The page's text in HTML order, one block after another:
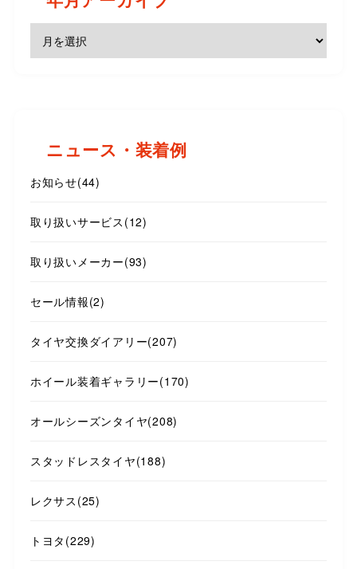
ニュース・装着例
お知らせ(44)
取り扱いサービス (12)
取り扱いメーカー(93)
セール情報(2)
タイヤ交換ダイアリー(207)
ホイール装着ギャラリー(170)
オールシーズンタイヤ(208)
スタッドレスタイヤ(188)
レクサス (25)
トヨタ (229)